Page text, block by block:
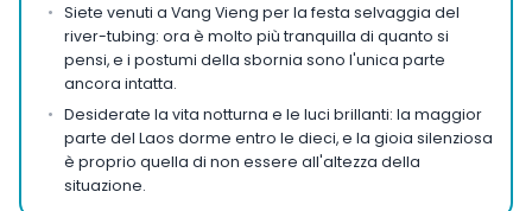
Siete venuti a Vang Vieng per la festa selvaggia del
river-tubing: ora è molto più tranquilla di quanto si
pensi, e i postumi della sbornia sono l'unica parte
ancora intatta.
Desiderate la vita notturna e le luci brillanti: la maggior
parte del Laos dorme entro le dieci, e la gioia silenziosa
è proprio quella di non essere all'altezza della
situazione.